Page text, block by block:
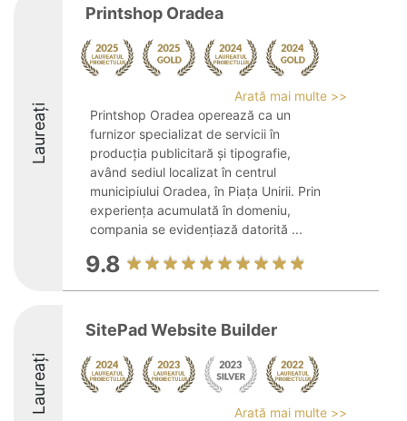
Laureați
Printshop Oradea
Arată mai multe >>
Printshop Oradea operează ca un
furnizor specializat de servicii în
producția publicitară și tipografie,
având sediul localizat în centrul
municipiului Oradea, în Piața Unirii. Prin
experiența acumulată în domeniu,
compania se evidențiază datorită ...
9.8
Laureați
SitePad Website Builder
Arată mai multe >>